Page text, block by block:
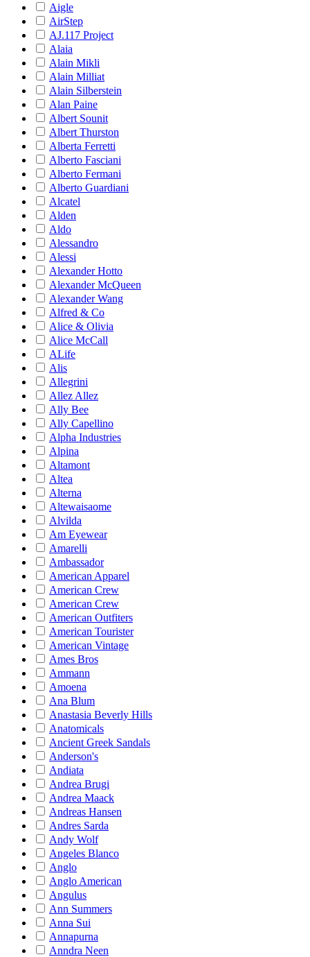
Aigle
AirStep
AJ.117 Project
Alaia
Alain Mikli
Alain Milliat
Alain Silberstein
Alan Paine
Albert Sounit
Albert Thurston
Alberta Ferretti
Alberto Fasciani
Alberto Fermani
Alberto Guardiani
Alcatel
Alden
Aldo
Alessandro
Alessi
Alexander Hotto
Alexander McQueen
Alexander Wang
Alfred & Co
Alice & Olivia
Alice McCall
ALife
Alis
Allegrini
Allez Allez
Ally Bee
Ally Capellino
Alpha Industries
Alpina
Altamont
Altea
Alterna
Altewaisaome
Alvilda
Am Eyewear
Amarelli
Ambassador
American Apparel
American Crew
American Crew
American Outfiters
American Tourister
American Vintage
Ames Bros
Ammann
Amoena
Ana Blum
Anastasia Beverly Hills
Anatomicals
Ancient Greek Sandals
Anderson's
Andiata
Andrea Brugi
Andrea Maack
Andreas Hansen
Andres Sarda
Andy Wolf
Angeles Blanco
Anglo
Anglo American
Angulus
Ann Summers
Anna Sui
Annapurna
Anndra Neen